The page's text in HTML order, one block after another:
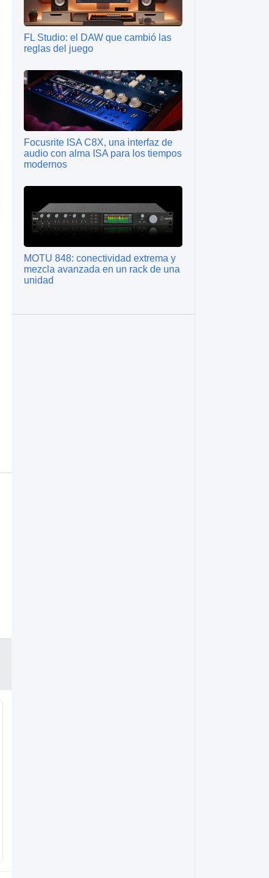
FL Studio: el DAW que cambió las
reglas del juego
Focusrite ISA C8X, una interfaz de
audio con alma ISA para los tiempos
modernos
MOTU 848: conectividad extrema y
mezcla avanzada en un rack de una
unidad